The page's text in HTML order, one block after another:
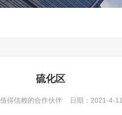
硫化区
得信赖的合作伙伴 日期：2021-4-11